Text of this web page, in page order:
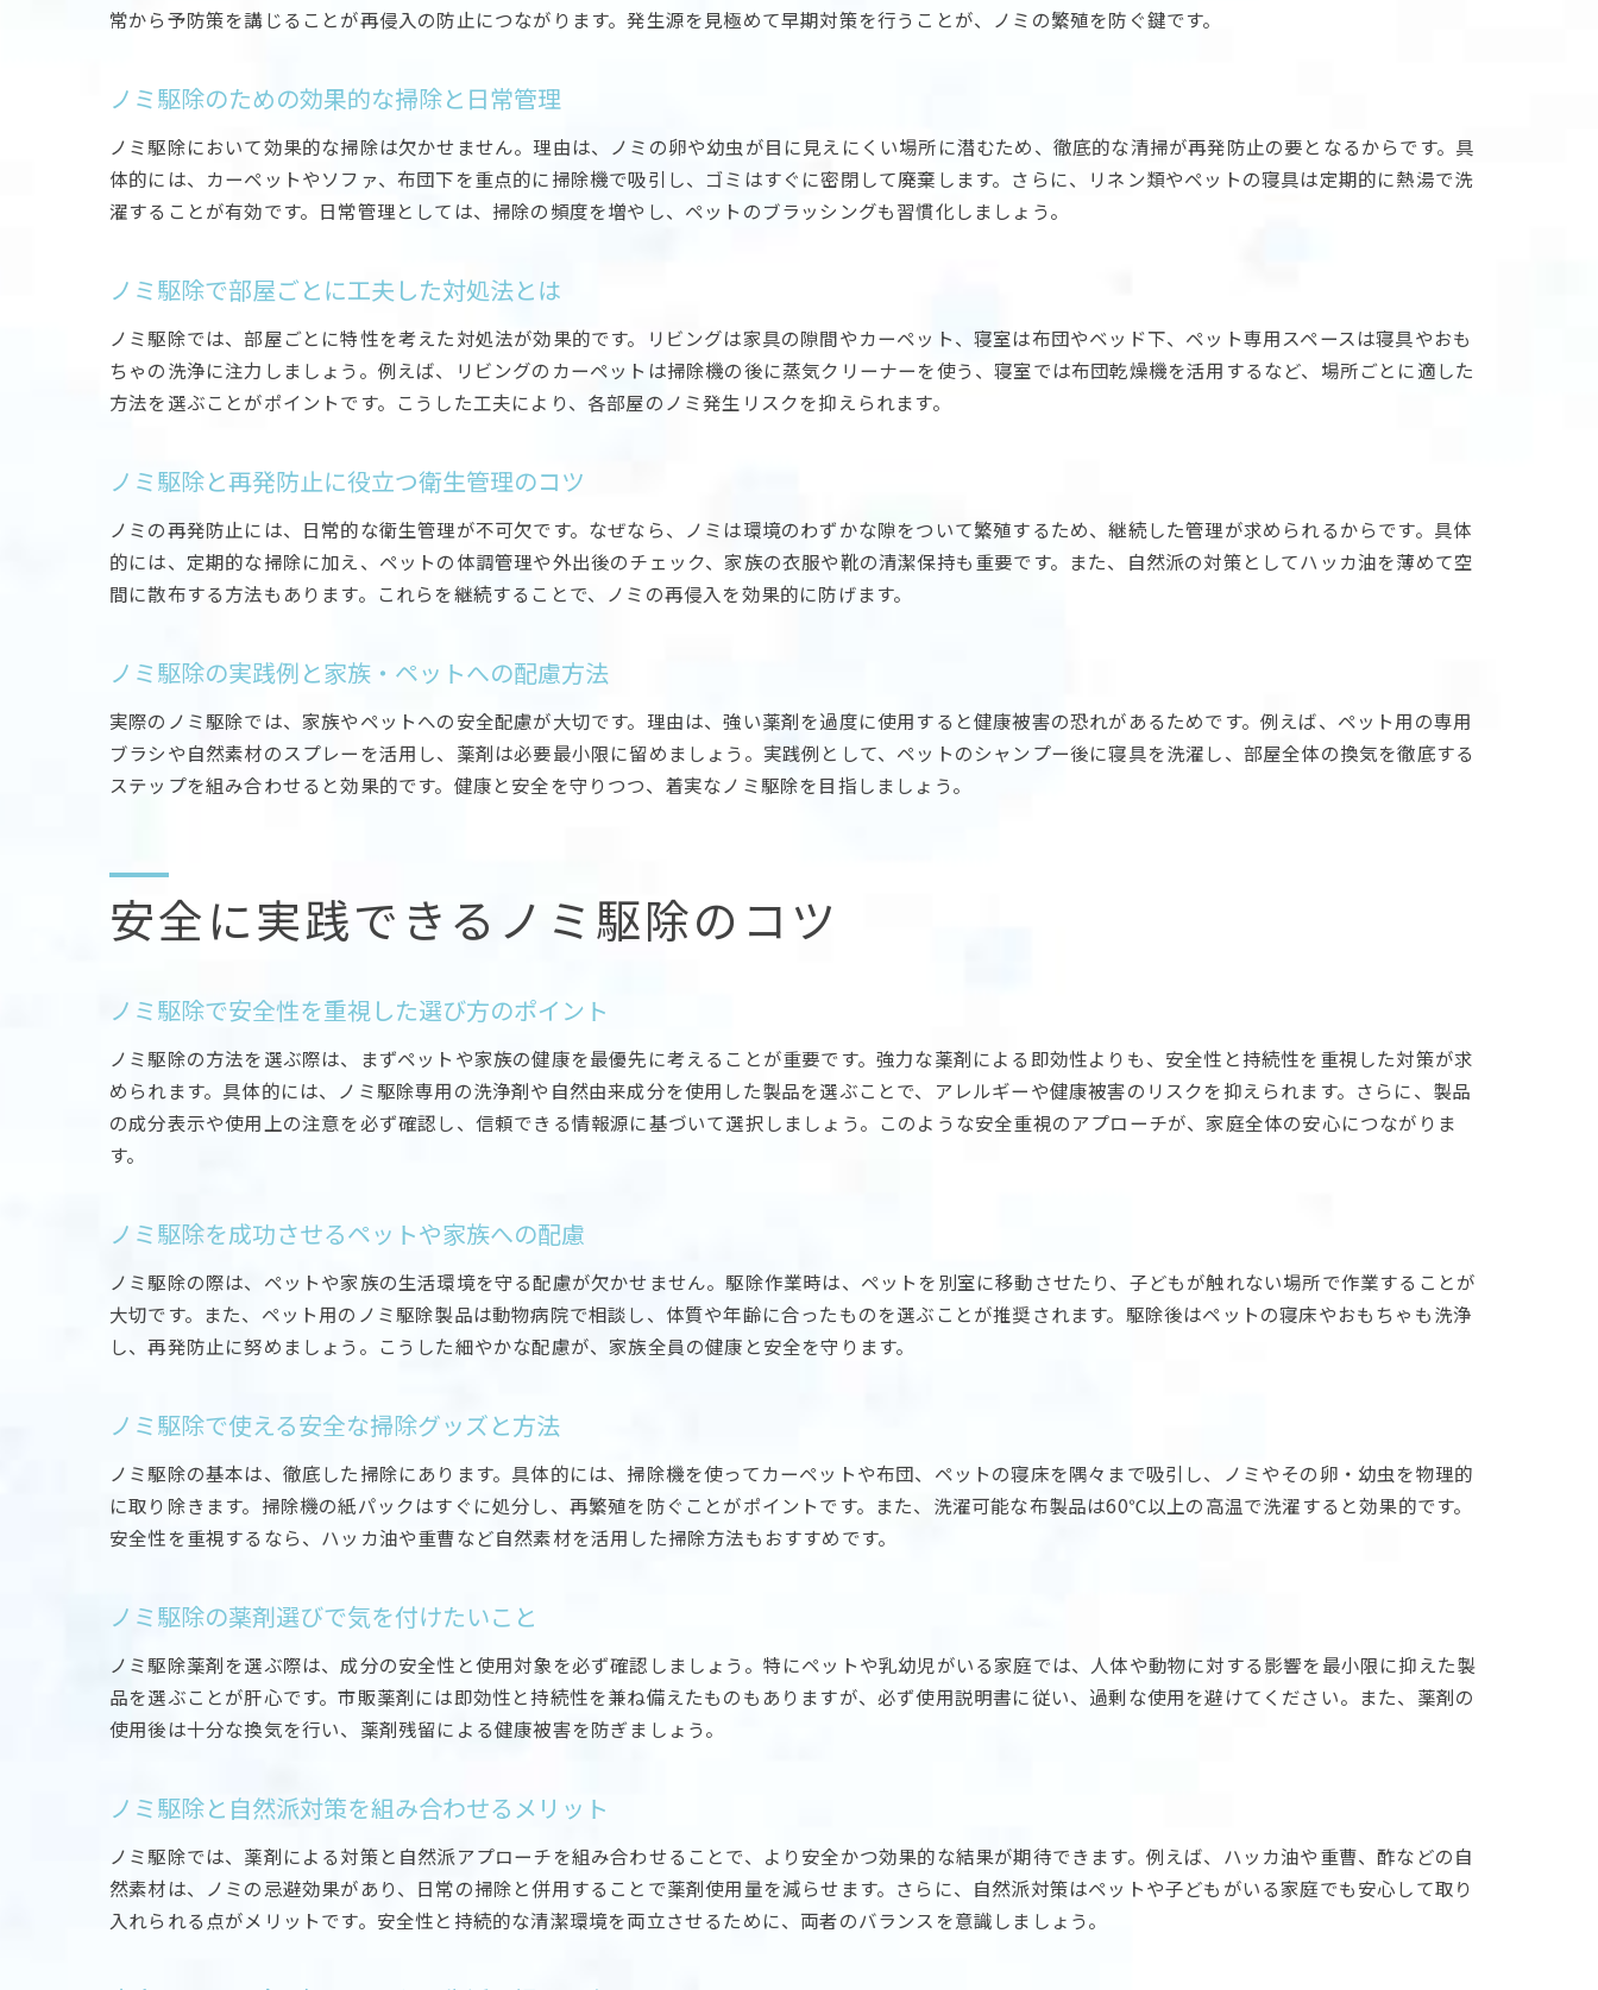
ノミ駆除後の再発を防ぐための掃除ポイント
ノミ駆除薬を安全に使うための基本知識
ノミ駆除薬の種類と効果的な選び方
ノミ駆除薬の使用時に注意したい健康リスク
ノミ駆除薬の効果を最大限に引き出すコツ
ハッカ油を取り入れた自然派ノミ対策
ノミ駆除で注目されるハッカ油の特徴と使い方
ノミ駆除と自然派成分の比較ポイント
ノミ駆除でハッカ油が効果的な理由を解説
ノミ駆除でカーペット洗浄に使える道具と手順
ノミ駆除のための布団やカーペット干し方
ノミ駆除スプレーの選び方と使い分けポイント
ノミ駆除とスプレー併用での衛生対策
ノミ駆除スプレーの効果的な保管と管理法
再発防止のためにできるノミ対策まとめ
ノミ駆除後も安心な家づくりの工夫ポイント
ノミ駆除と定期的な見直しの重要性を解説
ノミ駆除で家族やペットを守るための継続対策
常から予防策を講じることが再侵入の防止につながります。発生源を見極めて早期対策を行うことが、ノミの繁殖を防ぐ鍵です。
ノミ駆除のための効果的な掃除と日常管理
ノミ駆除において効果的な掃除は欠かせません。理由は、ノミの卵や幼虫が目に見えにくい場所に潜むため、徹底的な清掃が再発防止の要となるからです。具
体的には、カーペットやソファ、布団下を重点的に掃除機で吸引し、ゴミはすぐに密閉して廃棄します。さらに、リネン類やペットの寝具は定期的に熱湯で洗
濯することが有効です。日常管理としては、掃除の頻度を増やし、ペットのブラッシングも習慣化しましょう。
ノミ駆除で部屋ごとに工夫した対処法とは
ノミ駆除では、部屋ごとに特性を考えた対処法が効果的です。リビングは家具の隙間やカーペット、寝室は布団やベッド下、ペット専用スペースは寝具やおも
ちゃの洗浄に注力しましょう。例えば、リビングのカーペットは掃除機の後に蒸気クリーナーを使う、寝室では布団乾燥機を活用するなど、場所ごとに適した
方法を選ぶことがポイントです。こうした工夫により、各部屋のノミ発生リスクを抑えられます。
ノミ駆除と再発防止に役立つ衛生管理のコツ
ノミの再発防止には、日常的な衛生管理が不可欠です。なぜなら、ノミは環境のわずかな隙をついて繁殖するため、継続した管理が求められるからです。具体
的には、定期的な掃除に加え、ペットの体調管理や外出後のチェック、家族の衣服や靴の清潔保持も重要です。また、自然派の対策としてハッカ油を薄めて空
間に散布する方法もあります。これらを継続することで、ノミの再侵入を効果的に防げます。
ノミ駆除の実践例と家族・ペットへの配慮方法
実際のノミ駆除では、家族やペットへの安全配慮が大切です。理由は、強い薬剤を過度に使用すると健康被害の恐れがあるためです。例えば、ペット用の専用
ブラシや自然素材のスプレーを活用し、薬剤は必要最小限に留めましょう。実践例として、ペットのシャンプー後に寝具を洗濯し、部屋全体の換気を徹底する
ステップを組み合わせると効果的です。健康と安全を守りつつ、着実なノミ駆除を目指しましょう。
安全に実践できるノミ駆除のコツ
ノミ駆除で安全性を重視した選び方のポイント
ノミ駆除の方法を選ぶ際は、まずペットや家族の健康を最優先に考えることが重要です。強力な薬剤による即効性よりも、安全性と持続性を重視した対策が求
められます。具体的には、ノミ駆除専用の洗浄剤や自然由来成分を使用した製品を選ぶことで、アレルギーや健康被害のリスクを抑えられます。さらに、製品
の成分表示や使用上の注意を必ず確認し、信頼できる情報源に基づいて選択しましょう。このような安全重視のアプローチが、家庭全体の安心につながりま
す。
ノミ駆除を成功させるペットや家族への配慮
ノミ駆除の際は、ペットや家族の生活環境を守る配慮が欠かせません。駆除作業時は、ペットを別室に移動させたり、子どもが触れない場所で作業することが
大切です。また、ペット用のノミ駆除製品は動物病院で相談し、体質や年齢に合ったものを選ぶことが推奨されます。駆除後はペットの寝床やおもちゃも洗浄
し、再発防止に努めましょう。こうした細やかな配慮が、家族全員の健康と安全を守ります。
ノミ駆除で使える安全な掃除グッズと方法
ノミ駆除の基本は、徹底した掃除にあります。具体的には、掃除機を使ってカーペットや布団、ペットの寝床を隅々まで吸引し、ノミやその卵・幼虫を物理的
に取り除きます。掃除機の紙パックはすぐに処分し、再繁殖を防ぐことがポイントです。また、洗濯可能な布製品は60℃以上の高温で洗濯すると効果的です。
安全性を重視するなら、ハッカ油や重曹など自然素材を活用した掃除方法もおすすめです。
ノミ駆除の薬剤選びで気を付けたいこと
ノミ駆除薬剤を選ぶ際は、成分の安全性と使用対象を必ず確認しましょう。特にペットや乳幼児がいる家庭では、人体や動物に対する影響を最小限に抑えた製
品を選ぶことが肝心です。市販薬剤には即効性と持続性を兼ね備えたものもありますが、必ず使用説明書に従い、過剰な使用を避けてください。また、薬剤の
使用後は十分な換気を行い、薬剤残留による健康被害を防ぎましょう。
ノミ駆除と自然派対策を組み合わせるメリット
ノミ駆除では、薬剤による対策と自然派アプローチを組み合わせることで、より安全かつ効果的な結果が期待できます。例えば、ハッカ油や重曹、酢などの自
然素材は、ノミの忌避効果があり、日常の掃除と併用することで薬剤使用量を減らせます。さらに、自然派対策はペットや子どもがいる家庭でも安心して取り
入れられる点がメリットです。安全性と持続的な清潔環境を両立させるために、両者のバランスを意識しましょう。